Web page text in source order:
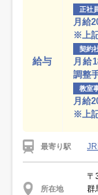
給与
正社
月給
※上
契約
月給
調整
教室
月給
※上
最寄り駅
所在地
〒
群